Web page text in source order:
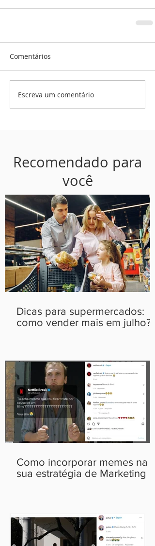
Comentários
Escreva um comentário
Recomendado para
você
Dicas para supermercados:
como vender mais em julho?
Como incorporar memes na
sua estratégia de Marketing